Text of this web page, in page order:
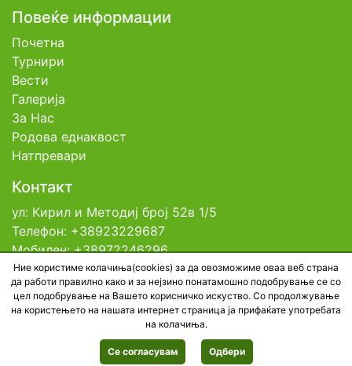
Повеќе информации
Почетна
Турнири
Вести
Галерија
За Нас
Родова еднаквост
Натпревари
Контакт
ул: Кирил и Методиј број 52в 1/5
Телефон: +38923229687
Мобилен: +38972246296
Емаил: contact@tfsm.mk
© 2026 Тениска Федерација на Северна
Македонија. All rights reserved. Developed by
BestNetStudio
Ние користиме колачиња(cookies) за да овозможиме оваа веб страна
да работи правилно како и за нејзино понатамошно подобрување се со
цел подобрување на Вашето корисничко искуство. Со продолжување
на користењето на нашата интернет страница ја прифаќате употребата
на колачиња.
Се согласувам Одбери